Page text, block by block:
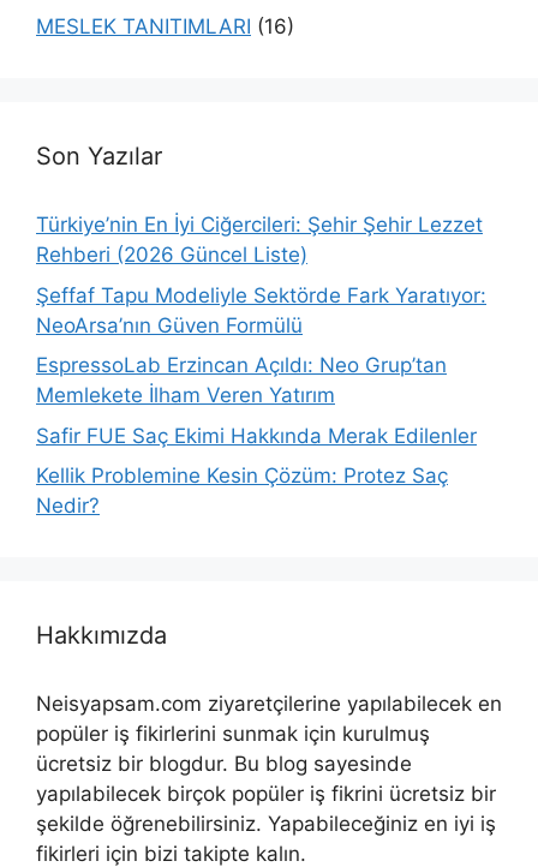
MESLEK TANITIMLARI (16)
Son Yazılar
Türkiye’nin En İyi Ciğercileri: Şehir Şehir Lezzet
Rehberi (2026 Güncel Liste)
Şeffaf Tapu Modeliyle Sektörde Fark Yaratıyor:
NeoArsa’nın Güven Formülü
EspressoLab Erzincan Açıldı: Neo Grup’tan
Memlekete İlham Veren Yatırım
Safir FUE Saç Ekimi Hakkında Merak Edilenler
Kellik Problemine Kesin Çözüm: Protez Saç
Nedir?
Hakkımızda
Neisyapsam.com ziyaretçilerine yapılabilecek en
popüler iş fikirlerini sunmak için kurulmuş
ücretsiz bir blogdur. Bu blog sayesinde
yapılabilecek birçok popüler iş fikrini ücretsiz bir
şekilde öğrenebilirsiniz. Yapabileceğiniz en iyi iş
fikirleri için bizi takipte kalın.